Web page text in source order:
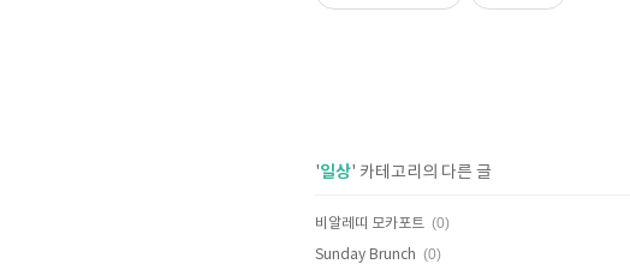
'일상' 카테고리의 다른 글
비알레띠 모카포트 (0)
Sunday Brunch (0)